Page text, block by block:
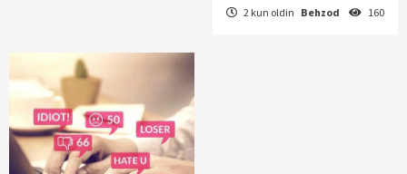
2 kun oldin Behzod 160